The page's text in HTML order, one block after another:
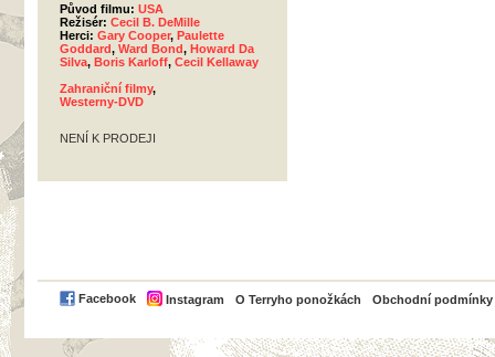
Původ filmu: USA
Režisér: Cecil B. DeMille
Herci: Gary Cooper, Paulette
Goddard, Ward Bond, Howard Da
Silva, Boris Karloff, Cecil Kellaway
Zahraniční filmy,
Westerny-DVD
NENÍ K PRODEJI
Facebook Instagram O Terryho ponožkách Obchodní podmínky
PayPal